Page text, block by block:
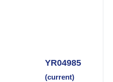
YR04985
(current)